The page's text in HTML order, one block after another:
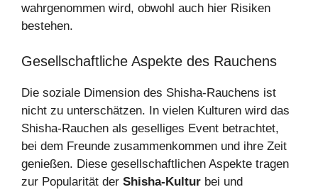
wahrgenommen wird, obwohl auch hier Risiken
bestehen.
Gesellschaftliche Aspekte des Rauchens
Die soziale Dimension des Shisha-Rauchens ist
nicht zu unterschätzen. In vielen Kulturen wird das
Shisha-Rauchen als geselliges Event betrachtet,
bei dem Freunde zusammenkommen und ihre Zeit
genießen. Diese gesellschaftlichen Aspekte tragen
zur Popularität der Shisha-Kultur bei und